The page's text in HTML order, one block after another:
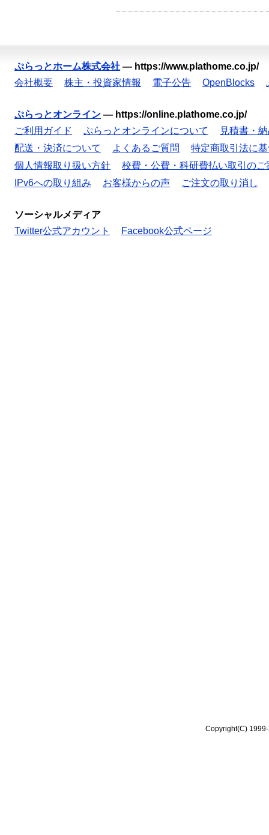
ぷらっとホーム株式会社 — https://www.plathome.co.jp/
会社概要
株主・投資家情報 電子公告 OpenBlocks
ぷらっとオンライン — https://online.plathome.co.jp/
ご利用ガイド
ぷらっとオンラインについて
見積書・
配送・決済について
よくあるご質問
特定商取引法に
個人情報取り扱い方針
校費・公費・科研費払い取引のご
IPv6への取り組み
お客様からの声 ご注文の取り消し
ソーシャルメディア
Twitter公式アカウント
Facebook公式ページ
Copyright(C)